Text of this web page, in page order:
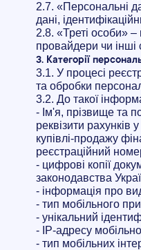
2.7. «Персональні
дані,
2.8. «Треті особи» –
провайдери чи інші
3. Категорії
3.1. У процесі
та обробки
3.2. До такої
- Ім'я, прізвище та
реквізити рахунків
купівлі-продажу
реєстраційний
- цифрові копії
законодавства
- інформація про
- тип мобільного
- унікальний
- IP-адресу
- тип мобільних